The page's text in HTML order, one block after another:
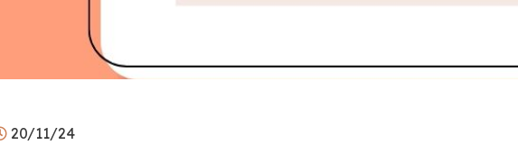
20/11/24